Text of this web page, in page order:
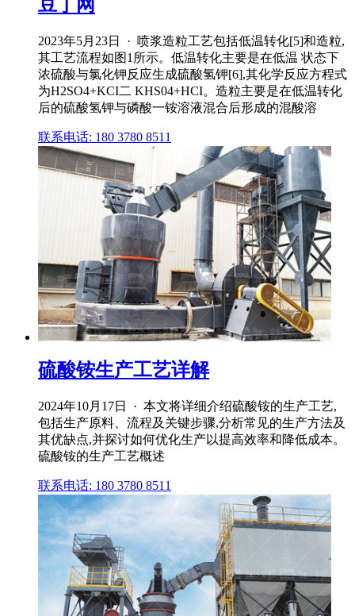
豆丁网
2023年5月23日 · 喷浆造粒工艺包括低温转化[5]和造粒,
其工艺流程如图1所示。低温转化主要是在低温 状态下
浓硫酸与氯化钾反应生成硫酸氢钾[6],其化学反应方程式
为H2SO4+KCI二 KHS04+HCI。造粒主要是在低温转化
后的硫酸氢钾与磷酸一铵溶液混合后形成的混酸溶
联系电话: 180 3780 8511
硫酸铵生产工艺详解
2024年10月17日 · 本文将详细介绍硫酸铵的生产工艺,
包括生产原料、流程及关键步骤,分析常见的生产方法及
其优缺点,并探讨如何优化生产以提高效率和降低成本。
硫酸铵的生产工艺概述
联系电话: 180 3780 8511